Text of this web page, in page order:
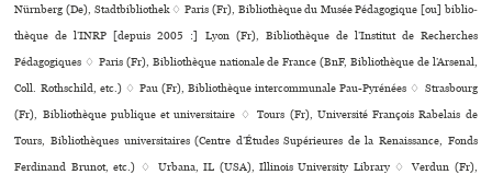
Nürnberg (De), Stadtbibliothek ♢ Paris (Fr), Bibliothèque du Musée Pédagogique [ou] biblio­
thè­que de l’INRP [depuis 2005 :] Lyon (Fr), Bibliothèque de l’Institut de Recherches
Pédagogiques ♢ Paris (Fr), Bibliothèque nationale de France (BnF, Bibliothèque de l’Arsenal,
Coll. Rothschild, etc.) ♢ Pau (Fr), Bibliothèque inter­com­mu­nale Pau-Pyrénées ♢ Strasbourg
(Fr), Bibliothèque publi­que et uni­ver­si­taire ♢ Tours (Fr), Université François Rabelais de
Tours, Bibliothèques uni­ver­si­tai­res (Centre d’Études Supérieures de la Renaissance, Fonds
Ferdinand Brunot, etc.) ♢ Urbana, IL (USA), Illinois University Library ♢ Verdun (Fr),